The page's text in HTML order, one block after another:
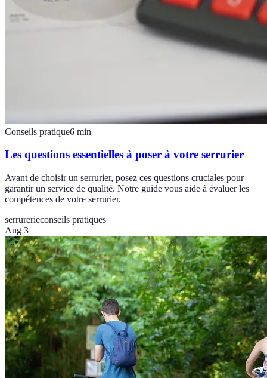
Conseils pratique6 min
Les questions essentielles à poser à votre serrurier
Avant de choisir un serrurier, posez ces questions cruciales pour
garantir un service de qualité. Notre guide vous aide à évaluer les
compétences de votre serrurier.
serrurerieconseils pratiques
Aug 3